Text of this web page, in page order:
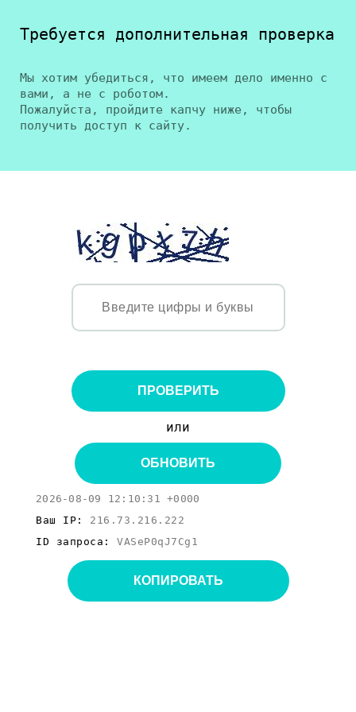
Требуется дополнительная проверка
Мы хотим убедиться, что имеем дело именно с
вами, а не с роботом.
Пожалуйста, пройдите капчу ниже, чтобы
получить доступ к сайту.
ПРОВЕРИТЬ
или
ОБНОВИТЬ
2026-08-09 12:10:31 +0000
Ваш IP: 216.73.216.222
ID запроса: VASeP0qJ7Cg1
КОПИРОВАТЬ